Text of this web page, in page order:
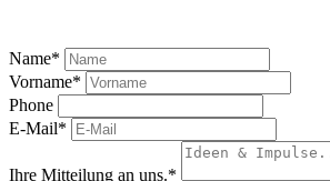
Name*
Vorname*
Phone
E-Mail*
Ihre Mitteilung an uns.*